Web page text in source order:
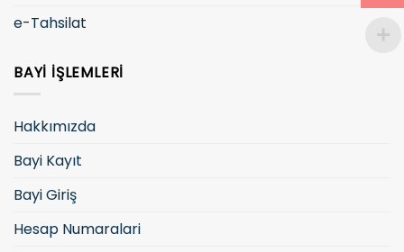
e-Tahsilat
BAYI İŞLEMLERI
Hakkımızda
Bayi Kayıt
Bayi Giriş
Hesap Numaralari